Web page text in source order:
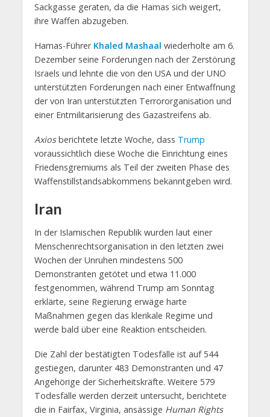
Sackgasse geraten, da die Hamas sich weigert,
ihre Waffen abzugeben.
Hamas-Führer Khaled Mashaal wiederholte am 6.
Dezember seine Forderungen nach der Zerstörung
Israels und lehnte die von den USA und der UNO
unterstützten Forderungen nach einer Entwaffnung
der von Iran unterstützten Terrororganisation und
einer Entmilitarisierung des Gazastreifens ab.
Axiosberichtete letzte Woche, dass Trump
voraussichtlich diese Woche die Einrichtung eines
Friedensgremiums als Teil der zweiten Phase des
Waffenstillstandsabkommens bekanntgeben wird.
Iran
In der Islamischen Republik wurden laut einer
Menschenrechtsorganisation in den letzten zwei
Wochen der Unruhen mindestens 500
Demonstranten getötet und etwa 11.000
festgenommen, während Trump am Sonntag
erklärte, seine Regierung erwäge harte
Maßnahmen gegen das klerikale Regime und
werde bald über eine Reaktion entscheiden.
Die Zahl der bestätigten Todesfälle ist auf 544
gestiegen, darunter 483 Demonstranten und 47
Angehörige der Sicherheitskräfte. Weitere 579
Todesfälle werden derzeit untersucht, berichtete
die in Fairfax, Virginia, ansässige Human Rights